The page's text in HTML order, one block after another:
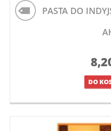
PASTA DO
DO